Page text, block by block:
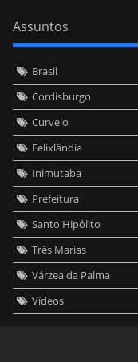
Assuntos
Brasil
Cordisburgo
Curvelo
Felixlândia
Inimutaba
Prefeitura
Santo Hipólito
Três Marias
Várzea da Palma
Vídeos